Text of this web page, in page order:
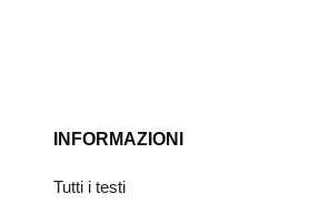
INFORMAZIONI
Tutti i testi